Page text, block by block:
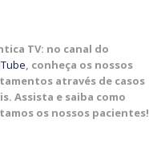
TV: no canal do
, conheça os nossos
através de casos
Assista e saiba como
os nossos pacientes!